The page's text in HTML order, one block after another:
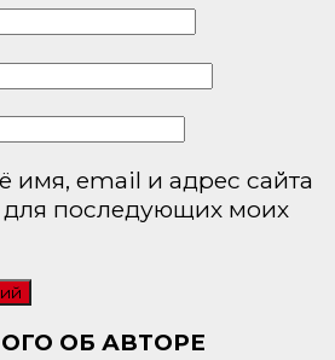
имя, email и адрес сайта
для последующих моих
ОБ АВТОРЕ